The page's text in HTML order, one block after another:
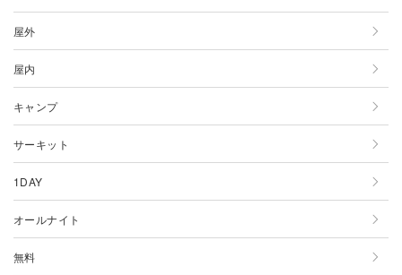
10月
11月
12月
9月
10月
11月
12月
8月
9月
10月
11月
12月
7月
8月
9月
10月
11月
12月
6月
7月
8月
9月
10月
11月
12月
5月
6月
7月
8月
9月
10月
11月
4月
5月
6月
7月
8月
9月
10月
3月
4月
5月
6月
7月
8月
9月
2月
3月
4月
5月
6月
7月
8月
屋外
屋内
キャンプ
サーキット
1DAY
オールナイト
無料